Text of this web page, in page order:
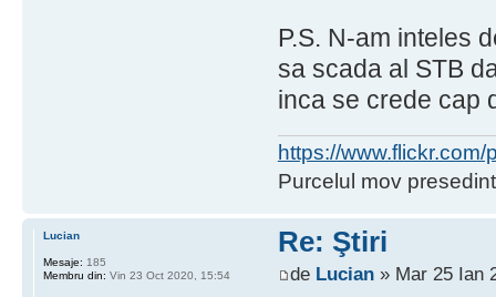
P.S. N-am inteles
sa scada al STB
inca se crede cap
https://
Purcelul mov
Re: Ştiri
de Lucian» Mar 25 Ian
Lucian
Mesaje: 185
Membru din: Vin 23 Oct 2020, 15:54